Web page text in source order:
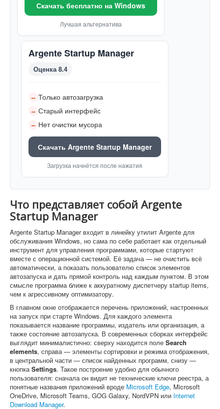
Скачать бесплатно на Windows
Лучшая альтернатива
Argente Startup Manager
Оценка 8.4
– Только автозагрузка
– Старый интерфейс
– Нет очистки мусора
Скачать Argente Startup Manager
Загрузка начнётся после нажатия
Что представляет собой Argente
Startup Manager
Argente Startup Manager входит в линейку утилит Argente для
обслуживания Windows, но сама по себе работает как отдельный
инструмент для управления программами, которые стартуют
вместе с операционной системой. Её задача — не очистить всё
автоматически, а показать пользователю список элементов
автозапуска и дать прямой контроль над каждым пунктом. В этом
смысле программа ближе к аккуратному диспетчеру startup items,
чем к агрессивному оптимизатору.
В главном окне отображается перечень приложений, настроенных
на запуск при старте Windows. Для каждого элемента
показывается название программы, издатель или организация, а
также состояние автозапуска. В современных сборках интерфейс
выглядит минималистично: сверху находится поле Search
elements, справа — элементы сортировки и режима отображения,
в центральной части — список найденных программ, снизу —
кнопкаSettings. Такое построение удобно для обычного
пользователя: сначала он видит не технические ключи реестра, а
понятные названия приложений вроде Microsoft Edge, Microsoft
OneDrive, Microsoft Teams, GOG Galaxy, NordVPN или Internet
Download Manager.